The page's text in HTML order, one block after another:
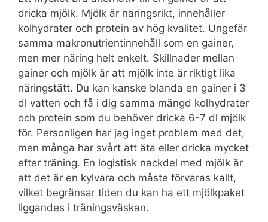
dricka mjölk. Mjölk är näringsrikt, innehåller
kolhydrater och protein av hög kvalitet. Ungefär
samma makronutrientinnehåll som en gainer,
men mer näring helt enkelt. Skillnader mellan
gainer och mjölk är att mjölk inte är riktigt lika
näringstätt. Du kan kanske blanda en gainer i 3
dl vatten och få i dig samma mängd kolhydrater
och protein som du behöver dricka 6-7 dl mjölk
för. Personligen har jag inget problem med det,
men många har svårt att äta eller dricka mycket
efter träning. En logistisk nackdel med mjölk är
att det är en kylvara och måste förvaras kallt,
vilket begränsar tiden du kan ha ett mjölkpaket
liggandes i träningsväskan.